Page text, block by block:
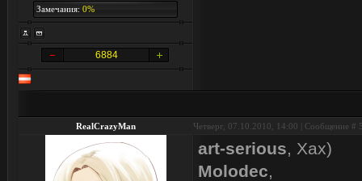
Замечания: 0%
6884
RealCrazyMan Четверг, 07.10.2010, 14:00 | Сообщение #
art-serious, Хах)
Molodec,